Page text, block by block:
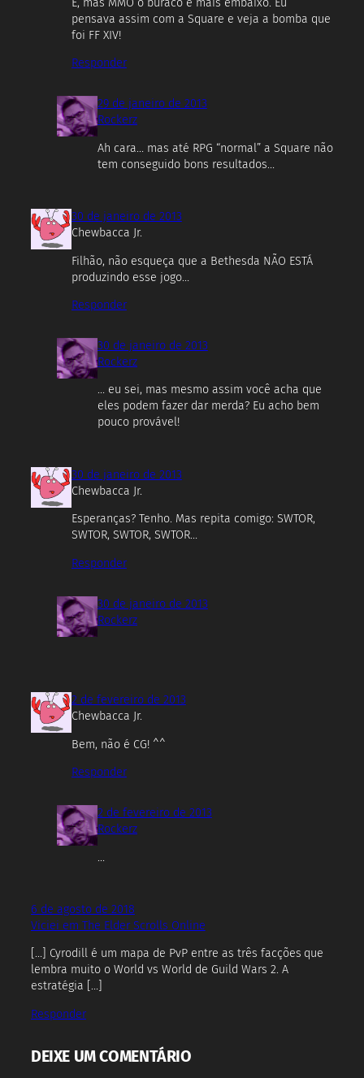
É, mas MMO o buraco é mais embaixo. Eu
pensava assim com a Square e veja a bomba que
foi FF XIV!
Responder
29 de janeiro de 2013
Rockerz
Ah cara… mas até RPG “normal” a Square não
tem conseguido bons resultados…
30 de janeiro de 2013
Chewbacca Jr.
Filhão, não esqueça que a Bethesda NÃO ESTÁ
produzindo esse jogo…
Responder
30 de janeiro de 2013
Rockerz
… eu sei, mas mesmo assim você acha que
eles podem fazer dar merda? Eu acho bem
pouco provável!
30 de janeiro de 2013
Chewbacca Jr.
Esperanças? Tenho. Mas repita comigo: SWTOR,
SWTOR, SWTOR, SWTOR…
Responder
30 de janeiro de 2013
Rockerz
2 de fevereiro de 2013
Chewbacca Jr.
Bem, não é CG! ^^
Responder
2 de fevereiro de 2013
Rockerz
…
6 de agosto de 2018
Viciei em The Elder Scrolls Online
[…] Cyrodill é um mapa de PvP entre as três facções que
lembra muito o World vs World de Guild Wars 2. A
estratégia […]
Responder
DEIXE UM COMENTÁRIO